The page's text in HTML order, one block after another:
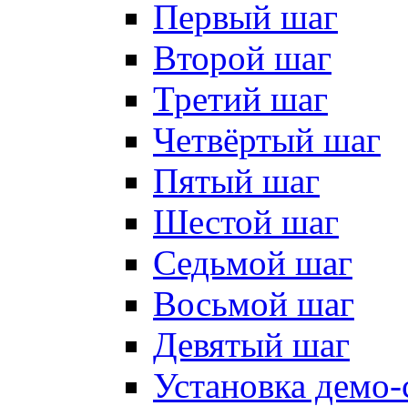
Первый шаг
Второй шаг
Третий шаг
Четвёртый шаг
Пятый шаг
Шестой шаг
Седьмой шаг
Восьмой шаг
Девятый шаг
Установка